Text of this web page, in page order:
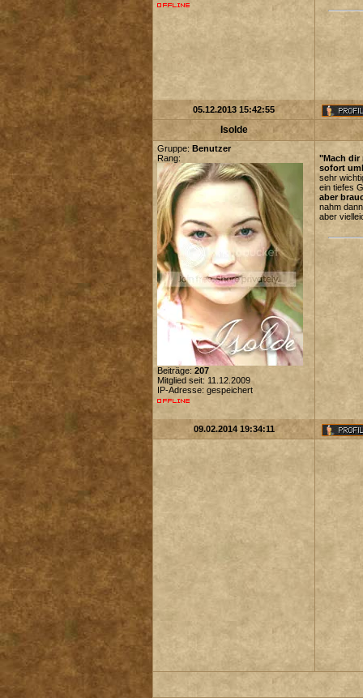
05.12.2013 15:42:55
Isolde
Gruppe: Benutzer
Rang:
Beiträge: 207
Mitglied seit: 11.12.2009
IP-Adresse: gespeichert
"Mach dir
sofort
sehr
ein tiefes
aber
nahm
aber
09.02.2014 19:34:11